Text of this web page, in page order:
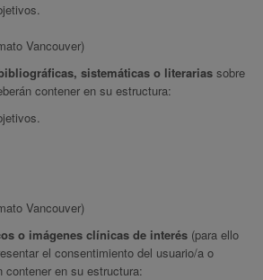
Vancouver)
sistemáticas o literarias sobre
contener en su estructura:
Vancouver)
o imágenes clínicas de interés (para ello
el consentimiento del usuario/a o
contener en su estructura: